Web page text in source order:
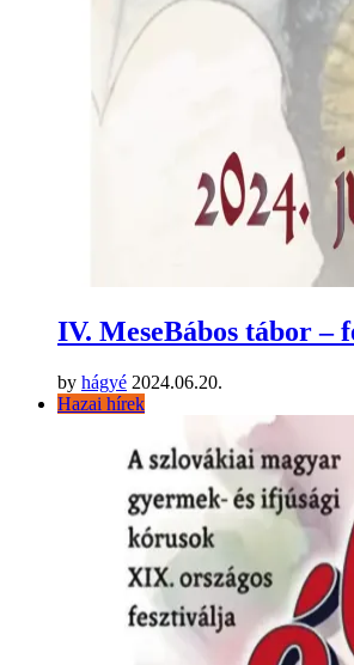
IV. MeseBábos tábor –
by hágyé 2024.06.20.
Hazai hírek